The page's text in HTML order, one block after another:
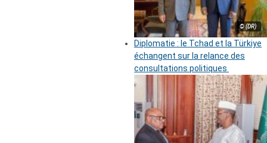
© (DR)
Diplomatie : le Tchad et la Türkiye
échangent sur la relance des
consultations politiques